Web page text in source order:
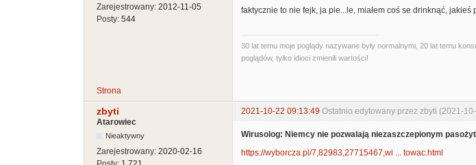
Zarejestrowany: 2012-11-05
Posty: 544
faktycznie to nie fejk, ja pie...le, miałem coś se drinknąć,
30 lat temu moje poglądy nazywane były normalnymi, 20 lat temu
poglądów, tylko idioci zmienili wartości!
Strona
zbyti 2021-10-22 09:13:49 Ostatnio edytowany przez zbyti (2021-
Atarowiec
Nieaktywny
Zarejestrowany: 2020-02-16
Wirusolog: Niemcy nie pozwalają niezaszczepionym
https://wyborcza.pl/7,82983,27715467,wi ... towac.html